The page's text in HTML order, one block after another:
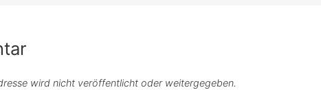
wird nicht veröffentlicht oder weitergegeben.